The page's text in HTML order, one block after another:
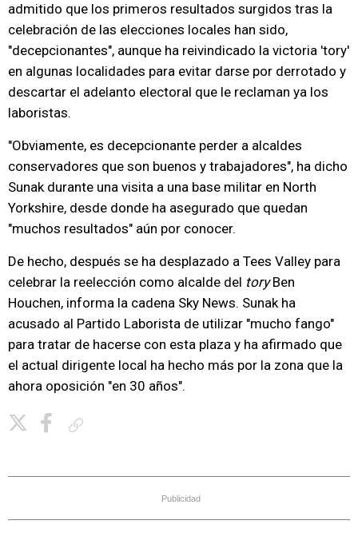
admitido que los primeros resultados surgidos tras la
celebración de las elecciones locales han sido,
"decepcionantes", aunque ha reivindicado la victoria 'tory'
en algunas localidades para evitar darse por derrotado y
descartar el adelanto electoral que le reclaman ya los
laboristas.
"Obviamente, es decepcionante perder a alcaldes
conservadores que son buenos y trabajadores", ha dicho
Sunak durante una visita a una base militar en North
Yorkshire, desde donde ha asegurado que quedan
"muchos resultados" aún por conocer.
De hecho, después se ha desplazado a Tees Valley para
celebrar la reelección como alcalde del toryBen
Houchen, informa la cadena Sky News. Sunak ha
acusado al Partido Laborista de utilizar "mucho fango"
para tratar de hacerse con esta plaza y ha afirmado que
el actual dirigente local ha hecho más por la zona que la
ahora oposición "en 30 años".
Publicidad